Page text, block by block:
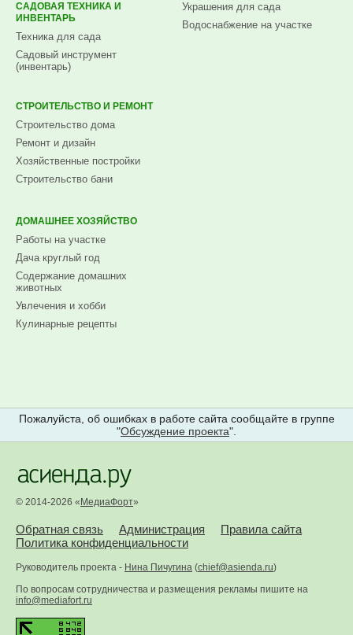
САДОВАЯ ТЕХНИКА И
ИНВЕНТАРЬ
Техника для сада
Садовый инструмент
(инвентарь)
Украшения для сада
Водоснабжение на участке
СТРОИТЕЛЬСТВО И РЕМОНТ
Строительство дома
Ремонт и дизайн
Хозяйственные постройки
Строительство бани
ДОМАШНЕЕ ХОЗЯЙСТВО
Работы на участке
Дача круглый год
Содержание домашних
животных
Увлечения и хобби
Кулинарные рецепты
Пожалуйста, об ошибках в работе сайта сообщайте в группе
"Обсуждение проекта".
© 2014-2026 « МедиаФорт»
Обратная связь Администрация
Правила сайта
Политика конфиденциальности
Руководитель проекта - Нина Пичугина (chief@asienda.ru)
По вопросам сотрудничества и размещения рекламы пишите на
info@mediafort.ru